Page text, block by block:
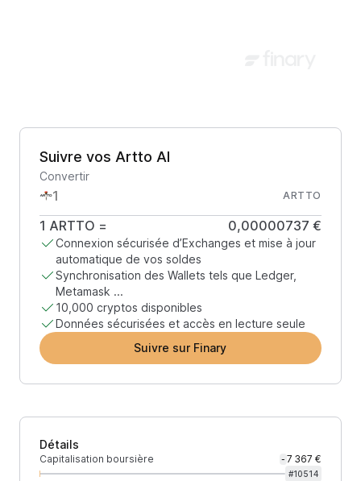
Suivre vos Artto AI
Convertir
ARTTO
1 ARTTO = 0,00000737 €
Connexion sécurisée d’Exchanges et mise à jour
automatique de vos soldes
Synchronisation des Wallets tels que Ledger,
Metamask ...
10,000 cryptos disponibles
Données sécurisées et accès en lecture seule
Suivre sur Finary
Détails
Capitalisation boursière - 7 367 €
#10514